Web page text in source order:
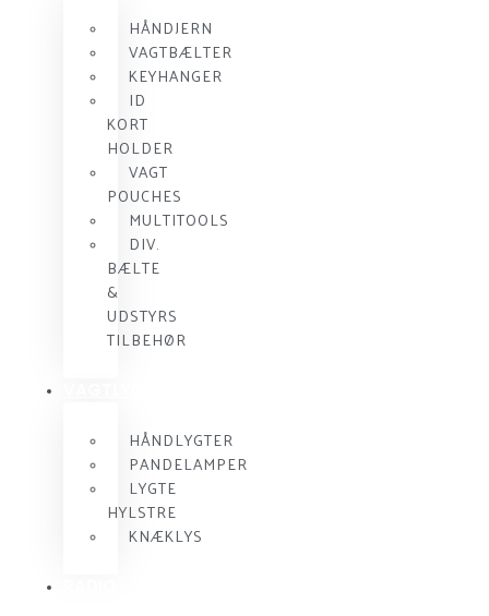
HÅNDJERN
VAGTBÆLTER
KEYHANGER
ID
KORT
HOLDER
VAGT
POUCHES
MULTITOOLS
DIV.
BÆLTE
&
UDSTYRS
TILBEHØR
HÅNDLYGTER
PANDELAMPER
LYGTE
HYLSTRE
KNÆKLYS